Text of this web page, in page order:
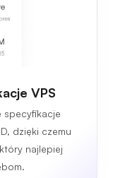
VPS
specyfikacje
dzięki czemu
najlepiej